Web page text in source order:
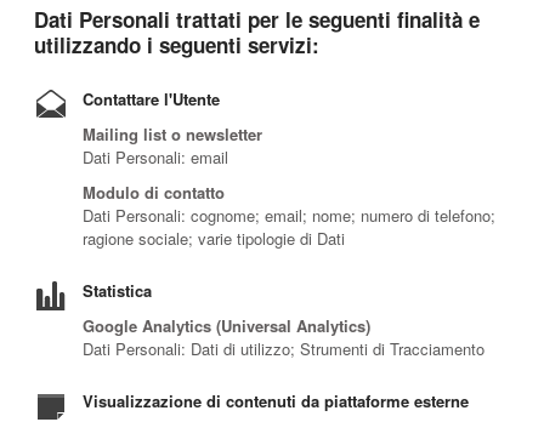
Dati Personali trattati per le seguenti finalità e
utilizzando i seguenti servizi:
Contattare l'Utente
Mailing list o newsletter
Dati Personali: email
Modulo di contatto
Dati Personali: cognome; email; nome; numero di telefono;
ragione sociale; varie tipologie di Dati
Statistica
Google Analytics (Universal Analytics)
Dati Personali: Dati di utilizzo; Strumenti di Tracciamento
Visualizzazione di contenuti da piattaforme esterne